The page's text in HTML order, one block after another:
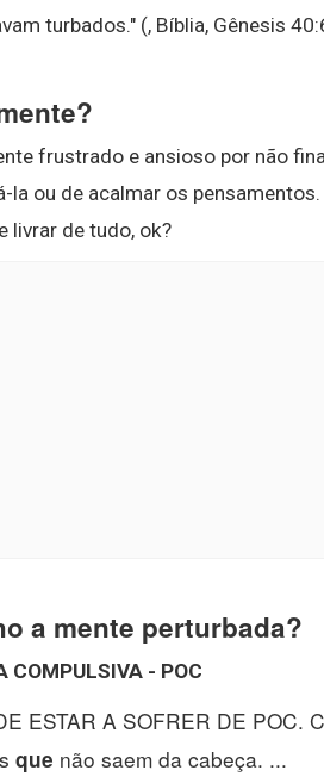
turbados." (, Bíblia, Gênesis
frustrado e ansioso por não
la ou de acalmar os pensamentos.
livrar de tudo, ok?
a mente perturbada?
COMPULSIVA - POC
ESTAR A SOFRER DE POC.
que não saem da cabeça. ...